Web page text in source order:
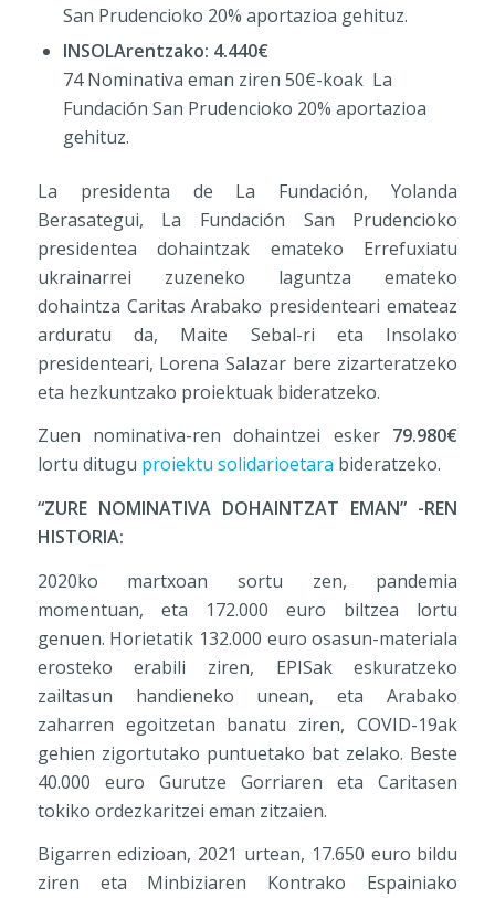
San Prudencioko 20% aportazioa gehituz.
INSOLArentzako: 4.440€
74 Nominativa eman ziren 50€-koak La
Fundación San Prudencioko 20% aportazioa
gehituz.
La presidenta de La Fundación, Yolanda
Berasategui, La Fundación San Prudencioko
presidentea dohaintzak emateko Errefuxiatu
ukrainarrei zuzeneko laguntza emateko
dohaintza Caritas Arabako presidenteari emateaz
arduratu da, Maite Sebal-ri eta Insolako
presidenteari, Lorena Salazar bere zizarteratzeko
eta hezkuntzako proiektuak bideratzeko.
Zuen nominativa-ren dohaintzei esker 79.980€
lortu ditugu proiektu solidarioetara bideratzeko.
“ZURE NOMINATIVA DOHAINTZAT EMAN” -REN
HISTORIA:
2020ko martxoan sortu zen, pandemia
momentuan, eta 172.000 euro biltzea lortu
genuen. Horietatik 132.000 euro osasun-materiala
erosteko erabili ziren, EPISak eskuratzeko
zailtasun handieneko unean, eta Arabako
zaharren egoitzetan banatu ziren, COVID-19ak
gehien zigortutako puntuetako bat zelako. Beste
40.000 euro Gurutze Gorriaren eta Caritasen
tokiko ordezkaritzei eman zitzaien.
Bigarren edizioan, 2021 urtean, 17.650 euro bildu
ziren eta Minbiziaren Kontrako Espainiako